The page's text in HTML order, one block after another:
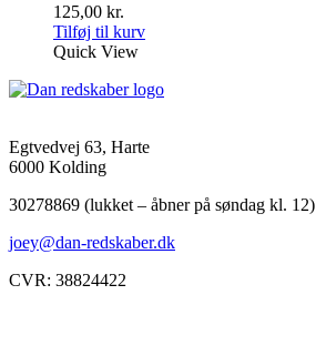
125,00 kr.
Tilføj til kurv
Quick View
Egtvedvej 63, Harte
6000 Kolding
30278869 (lukket – åbner på søndag kl. 12)
joey@dan-redskaber.dk
CVR: 38824422